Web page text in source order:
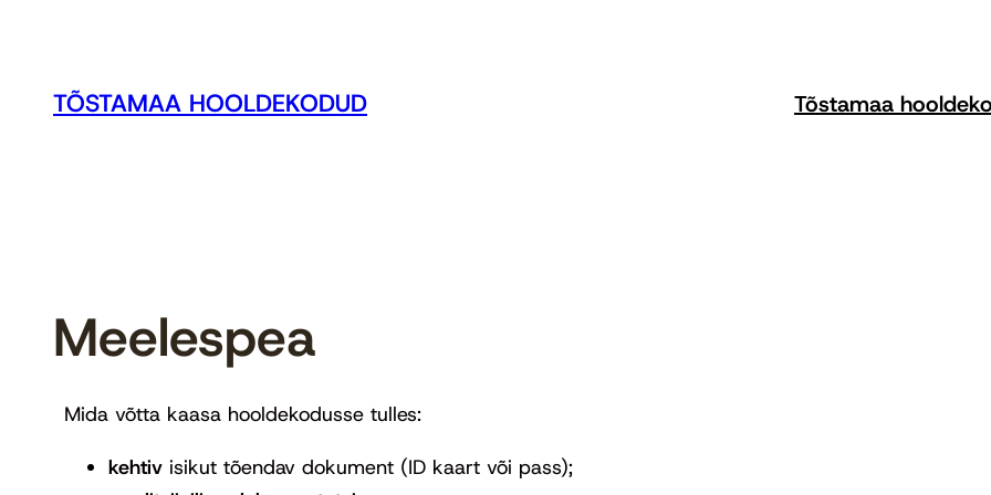
TÕSTAMAA HOOLDEKODUD Tõstamaa
Meelespea
Mida võtta kaasa hooldekodusse tulles:
kehtiv isikut tõendav dokument (ID kaart või pass);